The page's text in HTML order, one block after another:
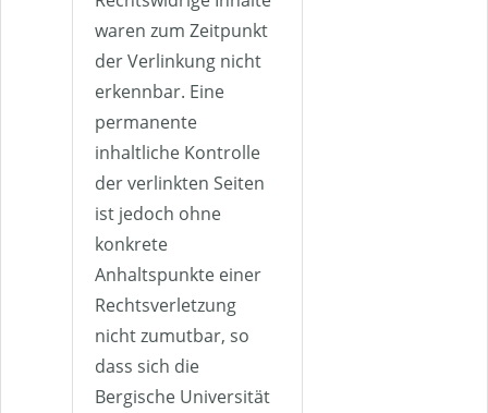
waren zum Zeitpunkt
der Verlinkung nicht
erkennbar. Eine
permanente
inhaltliche Kontrolle
der verlinkten Seiten
ist jedoch ohne
konkrete
Anhaltspunkte einer
Rechtsverletzung
nicht zumutbar, so
dass sich die
Bergische Universität